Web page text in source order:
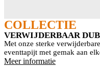
COLLECTIE
VERWIJDERBAAR
Met onze sterke
eventtapijt met gemak aan
Meer informatie